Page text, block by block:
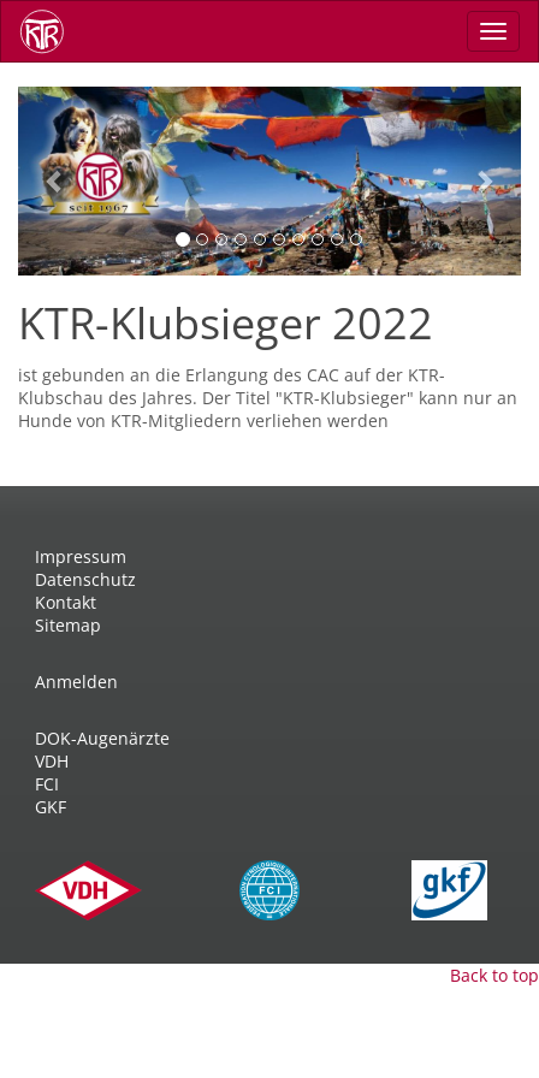
Direkt
zum
Inhalt
Previous Next
KTR-Klubsieger 2022
ist gebunden an die Erlangung des CAC auf der KTR-
Klubschau des Jahres. Der Titel "KTR-Klubsieger" kann nur an
Hunde von KTR-Mitgliedern verliehen werden
Impressum
Datenschutz
Kontakt
Sitemap
Anmelden
DOK-Augenärzte
VDH
FCI
GKF
Back to top